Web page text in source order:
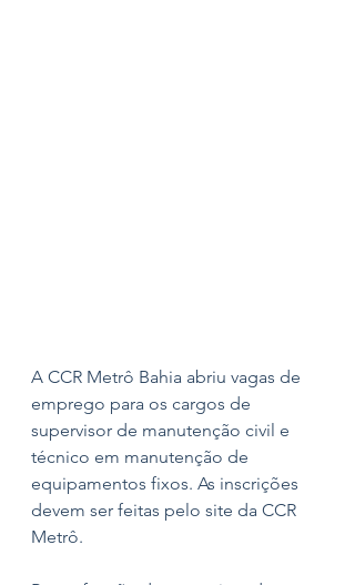
A CCR Metrô Bahia abriu vagas de
emprego para os cargos de
supervisor de manutenção civil e
técnico em manutenção de
equipamentos fixos. As inscrições
devem ser feitas pelo site da CCR
Metrô.